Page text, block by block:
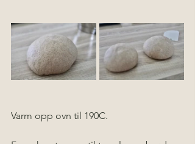
Varm opp ovn til 190C.